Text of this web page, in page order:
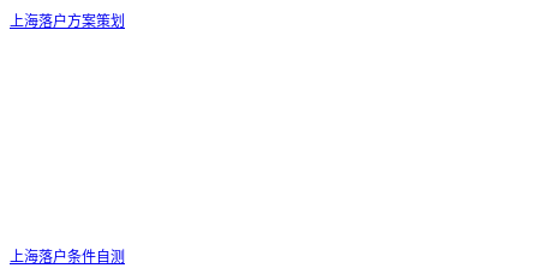
上海落户方案策划
上海落户条件自测